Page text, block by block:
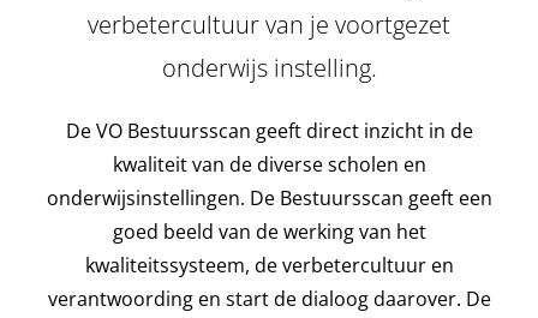
verbetercultuur van je voortgezet
onderwijs instelling.
De VO Bestuursscan geeft direct inzicht in de
kwaliteit van de diverse scholen en
onderwijsinstellingen. De Bestuursscan geeft een
goed beeld van de werking van het
kwaliteitssysteem, de verbetercultuur en
verantwoording en start de dialoog daarover. De